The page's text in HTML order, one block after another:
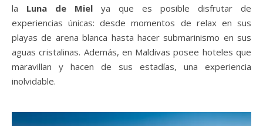
la Luna de Miel ya que es posible disfrutar de
experiencias únicas: desde momentos de relax en sus
playas de arena blanca hasta hacer submarinismo en sus
aguas cristalinas. Además, en Maldivas posee hoteles que
maravillan y hacen de sus estadías, una experiencia
inolvidable.